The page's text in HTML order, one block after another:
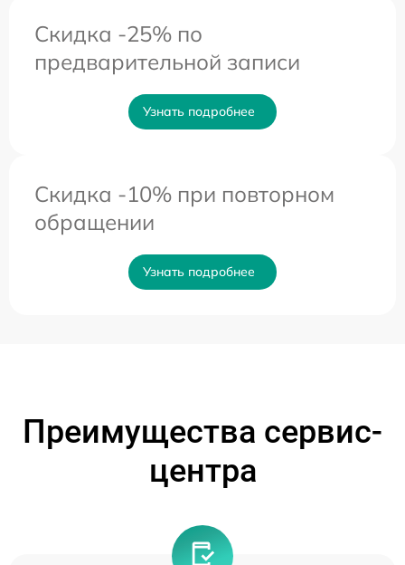
Скидка -25% по
предварительной записи
Узнать подробнее
Скидка -10% при повторном
обращении
Узнать подробнее
Преимущества сервис-
центра